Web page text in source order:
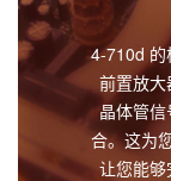
4-710d 的
前置放
晶体管
合。这为
让您能